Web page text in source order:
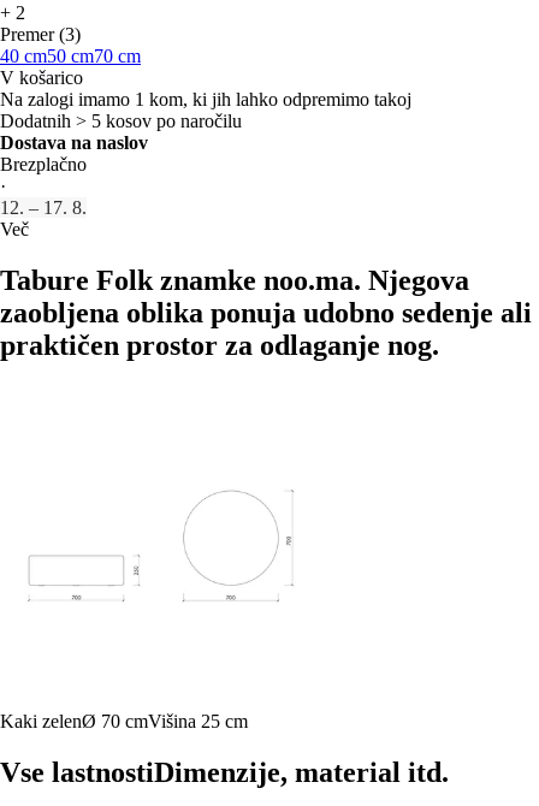
+ 2
Premer (3)
40 cm50 cm70 cm
V košarico
Na zalogi imamo 1 kom, ki jih lahko odpremimo takoj
Dodatnih > 5 kosov po naročilu
Dostava na naslov
Brezplačno
·
12. – 17. 8.
Več
Tabure Folk znamke noo.ma. Njegova
zaobljena oblika ponuja udobno sedenje ali
praktičen prostor za odlaganje nog.
Kaki zelenØ 70 cmVišina 25 cm
Vse lastnostiDimenzije, material itd.